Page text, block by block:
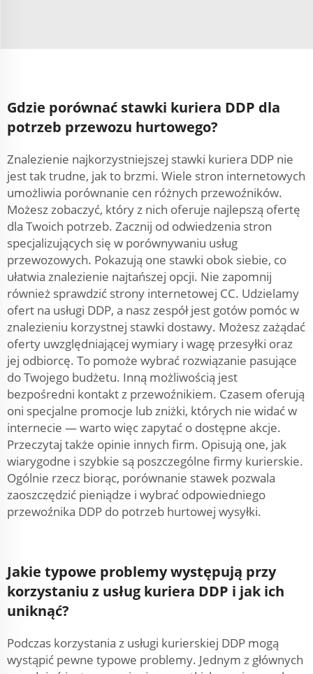
Gdzie porównać stawki kuriera DDP dla
potrzeb przewozu hurtowego?
Znalezienie najkorzystniejszej stawki kuriera DDP nie
jest tak trudne, jak to brzmi. Wiele stron internetowych
umożliwia porównanie cen różnych przewoźników.
Możesz zobaczyć, który z nich oferuje najlepszą ofertę
dla Twoich potrzeb. Zacznij od odwiedzenia stron
specjalizujących się w porównywaniu usług
przewozowych. Pokazują one stawki obok siebie, co
ułatwia znalezienie najtańszej opcji. Nie zapomnij
również sprawdzić strony internetowej CC. Udzielamy
ofert na usługi DDP, a nasz zespół jest gotów pomóc w
znalezieniu korzystnej stawki dostawy. Możesz zażądać
oferty uwzględniającej wymiary i wagę przesyłki oraz
jej odbiorcę. To pomoże wybrać rozwiązanie pasujące
do Twojego budżetu. Inną możliwością jest
bezpośredni kontakt z przewoźnikiem. Czasem oferują
oni specjalne promocje lub zniżki, których nie widać w
internecie — warto więc zapytać o dostępne akcje.
Przeczytaj także opinie innych firm. Opisują one, jak
wiarygodne i szybkie są poszczególne firmy kurierskie.
Ogólnie rzecz biorąc, porównanie stawek pozwala
zaoszczędzić pieniądze i wybrać odpowiedniego
przewoźnika DDP do potrzeb hurtowej wysyłki.
Jakie typowe problemy występują przy
korzystaniu z usług kuriera DDP i jak ich
uniknąć?
Podczas korzystania z usługi kurierskiej DDP mogą
wystąpić pewne typowe problemy. Jednym z głównych